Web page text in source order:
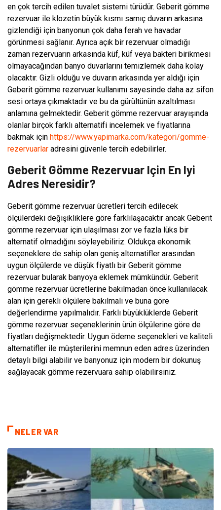
en çok tercih edilen tuvalet sistemi türüdür. Geberit gömme
rezervuar ile klozetin büyük kısmı sarnıç duvarın arkasına
gizlendiği için banyonun çok daha ferah ve havadar
görünmesi sağlanır. Ayrıca açık bir rezervuar olmadığı
zaman rezervuarın arkasında küf, küf veya bakteri birikmesi
olmayacağından banyo duvarlarını temizlemek daha kolay
olacaktır. Gizli olduğu ve duvarın arkasında yer aldığı için
Geberit gömme rezervuar kullanımı sayesinde daha az sifon
sesi ortaya çıkmaktadır ve bu da gürültünün azaltılması
anlamına gelmektedir. Geberit gömme rezervuar arayışında
olanlar birçok farklı alternatifi incelemek ve fiyatlarına
bakmak için https://www.yapimarka.com/kategori/gomme-
rezervuarlar adresini güvenle tercih edebilirler.
Geberit Gömme Rezervuar Için En Iyi
Adres Neresidir?
Geberit gömme rezervuar ücretleri tercih edilecek
ölçülerdeki değişikliklere göre farklılaşacaktır ancak Geberit
gömme rezervuar için ulaşılması zor ve fazla lüks bir
alternatif olmadığını söyleyebiliriz. Oldukça ekonomik
seçeneklere de sahip olan geniş alternatifler arasından
uygun ölçülerde ve düşük fiyatlı bir Geberit gömme
rezervuar bularak banyoya eklemek mümkündür. Geberit
gömme rezervuar ücretlerine bakılmadan önce kullanılacak
alan için gerekli ölçülere bakılmalı ve buna göre
değerlendirme yapılmalıdır. Farklı büyüklüklerde Geberit
gömme rezervuar seçeneklerinin ürün ölçülerine göre de
fiyatları değişmektedir. Uygun ödeme seçenekleri ve kaliteli
alternatifler ile müşterilerini memnun eden adres üzerinden
detaylı bilgi alabilir ve banyonuz için modern bir dokunuş
sağlayacak gömme rezervuara sahip olabilirsiniz.
NELER VAR